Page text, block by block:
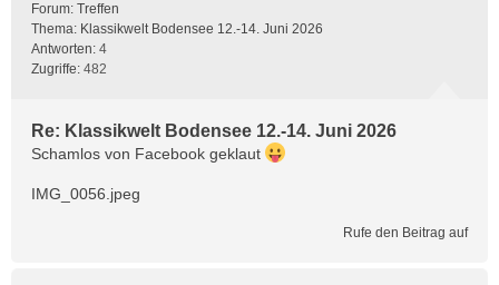
Forum: Treffen
Thema: Klassikwelt Bodensee 12.-14. Juni 2026
Antworten: 4
Zugriffe: 482
Re: Klassikwelt Bodensee 12.-14. Juni 2026
Schamlos von Facebook geklaut
IMG_0056.jpeg
Rufe den Beitrag auf